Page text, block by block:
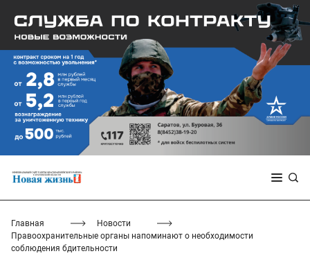
Главная
Новости
Правоохранительные органы напоминают о необходимости
соблюдения бдительности